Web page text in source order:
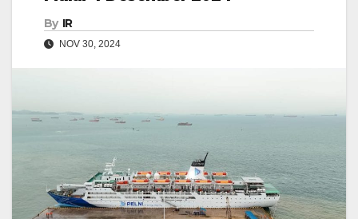
By IR
NOV 30, 2024